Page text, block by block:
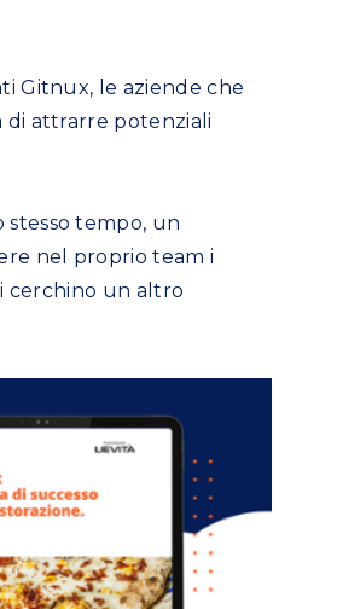
Gitnux, le aziende che
di attrarre potenziali
stesso tempo, un
nel proprio team i
cerchino un altro